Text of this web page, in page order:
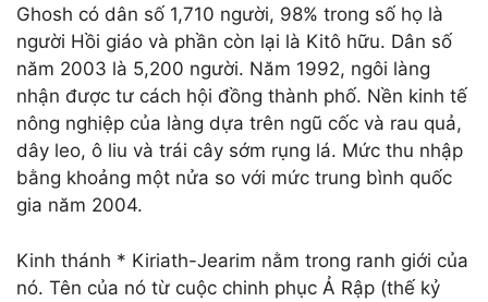
Ghosh có dân số 1,710 người, 98% trong số họ là
người Hồi giáo và phần còn lại là Kitô hữu. Dân số
năm 2003 là 5,200 người. Năm 1992, ngôi làng
nhận được tư cách hội đồng thành phố. Nền kinh tế
nông nghiệp của làng dựa trên ngũ cốc và rau quả,
dây leo, ô liu và trái cây sớm rụng lá. Mức thu nhập
bằng khoảng một nửa so với mức trung bình quốc
gia năm 2004.
Kinh thánh * Kiriath-Jearim nằm trong ranh giới của
nó. Tên của nó từ cuộc chinh phục Ả Rập (thế kỷ